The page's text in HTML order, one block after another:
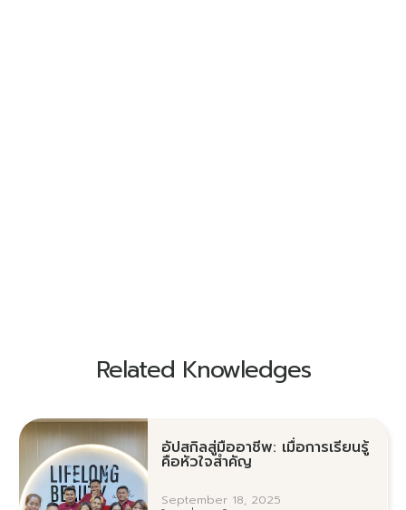
Related Knowledges
อัปสกิลสู่มืออาชีพ: เมื่อการเรียนรู้
คือหัวใจสำคัญ
September 18, 2025